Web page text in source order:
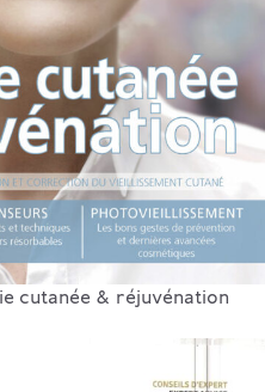
cutanée & réjuvénation